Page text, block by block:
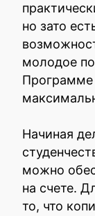
но зато
молодое
Начиная
можно
на счете.
то, что